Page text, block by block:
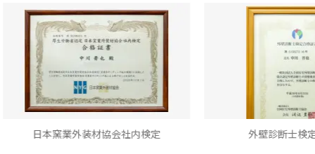
装材協会社内検定 外壁診断士検定合格書